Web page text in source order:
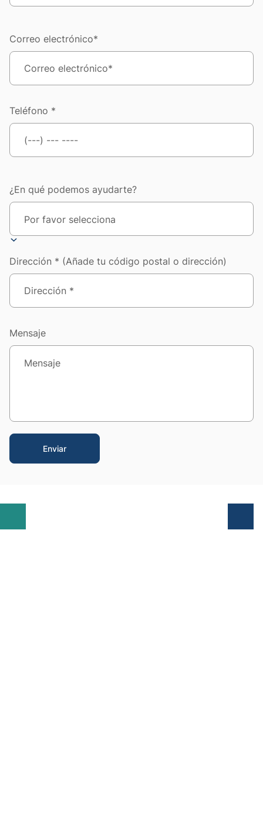
Correo electrónico*
Teléfono *
¿En qué podemos ayudarte?
Dirección * (Añade tu código postal o dirección)
Mensaje